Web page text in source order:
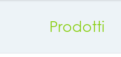
Prodotti